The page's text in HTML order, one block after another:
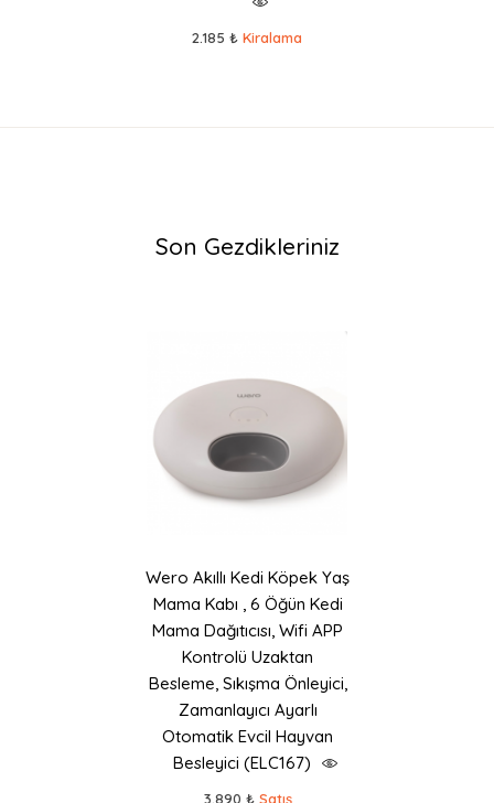
2.185 ₺ Kiralama
Son Gezdikleriniz
Wero Akıllı Kedi Köpek Yaş
Mama Kabı , 6 Öğün Kedi
Mama Dağıtıcısı, Wifi APP
Kontrolü Uzaktan
Besleme, Sıkışma Önleyici,
Zamanlayıcı Ayarlı
Otomatik Evcil Hayvan
Besleyici (ELC167)
3.890 ₺ Satış